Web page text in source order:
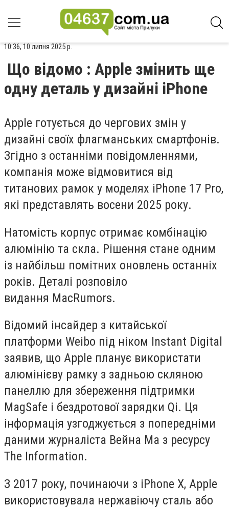
10:36, 10 липня 2025 р.
Що відомо : Apple змінить ще
одну деталь у дизайні iPhone
Apple готується до чергових змін у
дизайні своїх флагманських смартфонів.
Згідно з останніми повідомленнями,
компанія може відмовитися від
титанових рамок у моделях iPhone 17 Pro,
які представлять восени 2025 року.
Натомість корпус отримає комбінацію
алюмінію та скла. Рішення стане одним
із найбільш помітних оновлень останніх
років. Деталі розповіло
видання MacRumors.
Відомий інсайдер з китайської
платформи Weibo під ніком Instant Digital
заявив, що Apple планує використати
алюмінієву рамку з задньою скляною
панеллю для збереження підтримки
MagSafe і бездротової зарядки Qi. Ця
інформація узгоджується з попередніми
даними журналіста Вейна Ма з ресурсу
The Information.
З 2017 року, починаючи з iPhone X, Apple
використовувала нержавіючу сталь або